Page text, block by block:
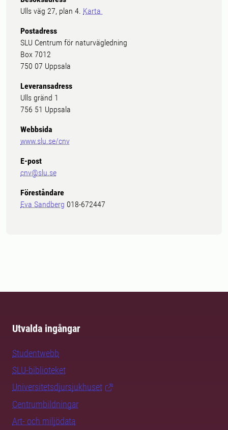
Ulls väg 27, plan 4. Karta
Postadress
SLU Centrum för naturvägledning
Box 7012
750 07 Uppsala
Leveransadress
Ulls gränd 1
756 51 Uppsala
Webbsida
www.slu.se/cnv
E-post
cnv@slu.se
Föreståndare
Eva Sandberg 018-672447
Utvalda ingångar
Studentwebb
SLU-biblioteket
Universitetsdjursjukhuset
Centrumbildningar
Art- och miljödata